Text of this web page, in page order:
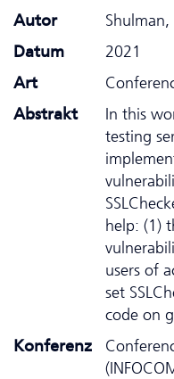
Autor
Datum
2021
Art
Abstrakt
In this
testing
help: (1)
users of
set
code on
Konferenz